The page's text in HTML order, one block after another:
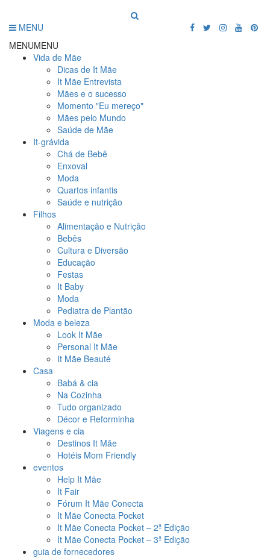
MENU
MENUMENU
Vida de Mãe
Dicas de It Mãe
It Mãe Entrevista
Mães e o sucesso
Momento "Eu mereço"
Mães pelo Mundo
Saúde de Mãe
It-grávida
Chá de Bebê
Enxoval
Moda
Quartos infantis
Saúde e nutrição
Filhos
Alimentação e Nutrição
Bebês
Cultura e Diversão
Educação
Festas
It Baby
Moda
Pediatra de Plantão
Moda e beleza
Look It Mãe
Personal It Mãe
It Mãe Beauté
Casa
Babá & cia
Na Cozinha
Tudo organizado
Décor e Reforminha
Viagens e cia
Destinos It Mãe
Hotéis Mom Friendly
eventos
Help It Mãe
It Fair
Fórum It Mãe Conecta
It Mãe Conecta Pocket
It Mãe Conecta Pocket – 2ª Edição
It Mãe Conecta Pocket – 3ª Edição
guia de fornecedores